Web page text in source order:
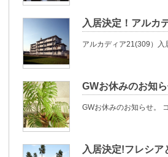
入居決定！アルカ
アルカディア21(309）入
GWお休みのお知
GWお休みのお知らせ。
入居決定!フレシア